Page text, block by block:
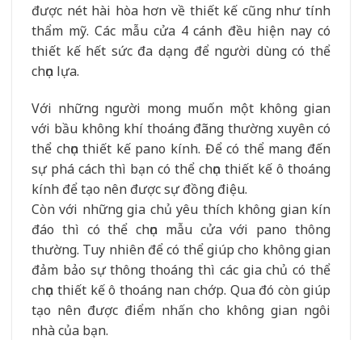
được nét hài hòa hơn về thiết kế cũng như tính
thẩm mỹ. Các mẫu cửa 4 cánh đều hiện nay có
thiết kế hết sức đa dạng để người dùng có thể
chọn lựa.
Với những người mong muốn một không gian
với bầu không khí thoáng đãng thường xuyên có
thể chọn thiết kế pano kính. Để có thể mang đến
sự phá cách thì bạn có thể chọn thiết kế ô thoáng
kính để tạo nên được sự đồng điệu.
Còn với những gia chủ yêu thích không gian kín
đáo thì có thể chọn mẫu cửa với pano thông
thường. Tuy nhiên để có thể giúp cho không gian
đảm bảo sự thông thoáng thì các gia chủ có thể
chọn thiết kế ô thoáng nan chớp. Qua đó còn giúp
tạo nên được điểm nhấn cho không gian ngôi
nhà của bạn.